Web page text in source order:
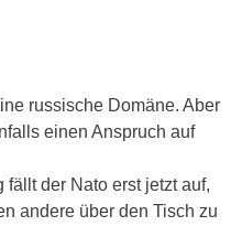
russische Domäne. Aber
einen Anspruch auf
der Nato erst jetzt auf,
andere über den Tisch zu